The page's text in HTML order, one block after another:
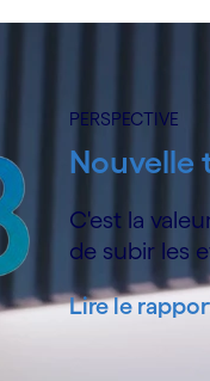
PERSPECTIVE
Nouvelle
C'est la
de subir les
Lire le